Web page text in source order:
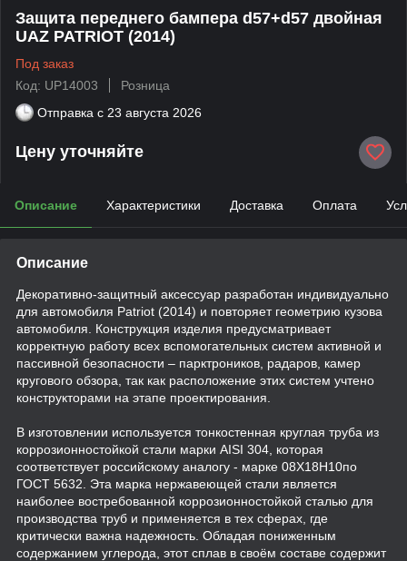
Защита переднего бампера d57+d57 двойная
UAZ PATRIOT (2014)
Под заказ
Код: UP14003
Розница
Отправка с 23 августа 2026
Цену уточняйте
Описание Характеристики Доставка Оплата
Описание
Декоративно-защитный аксессуар разработан индивидуально
для автомобиля Patriot (2014) и повторяет геометрию кузова
автомобиля. Конструкция изделия предусматривает
корректную работу всех вспомогательных систем активной и
пассивной безопасности – парктроников, радаров, камер
кругового обзора, так как расположение этих систем учтено
конструкторами на этапе проектирования.
В изготовлении используется тонкостенная круглая труба из
коррозионностойкой стали марки AISI 304, которая
соответствует российскому аналогу - марке 08Х18Н10по
ГОСТ 5632. Эта марка нержавеющей стали является
наиболее востребованной коррозионностойкой сталью для
производства труб и применяется в тех сферах, где
критически важна надежность. Обладая пониженным
содержанием углерода, этот сплав в своём составе содержит